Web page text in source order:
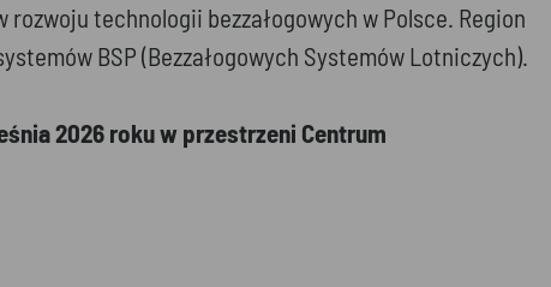
technologii bezzałogowych w Polsce. Region
BSP (Bezzałogowych Systemów Lotniczych).
2026 roku w przestrzeni Centrum